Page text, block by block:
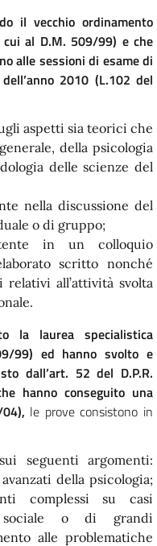
il vecchio ordinamento
al D.M. 509/99) e che
alle sessioni di esame di
2010 (L.102 del
aspetti sia teorici che
della psicologia
delle scienze del
nella discussione del
o di gruppo;
in un colloquio
scritto nonché
all’attività svolta
la laurea specialistica
99) ed hanno svolto e
dall’art. 52 del D.P.R.
hanno conseguito una
le prove consistono in
seguenti argomenti:
della psicologia;
complessi su casi
o di grandi
alle problematiche